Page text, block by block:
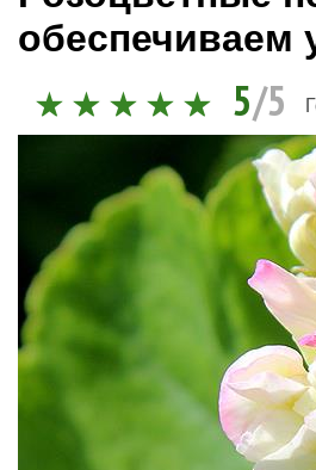
обеспечиваем
5/5